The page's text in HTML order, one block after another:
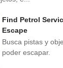
Find Petrol
Escape
Busca pistas y
poder escapar.